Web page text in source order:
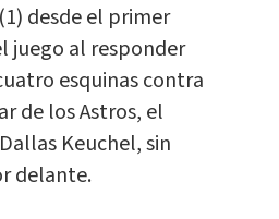
desde el primer
juego al responder
esquinas contra
de los Astros, el
Keuchel, sin
delante.